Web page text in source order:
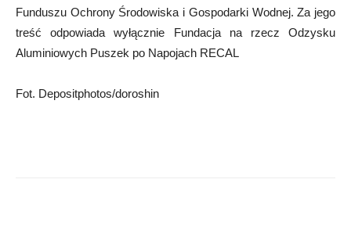
Funduszu Ochrony Środowiska i Gospodarki Wodnej. Za jego
treść odpowiada wyłącznie Fundacja na rzecz Odzysku
Aluminiowych Puszek po Napojach RECAL
Fot. Depositphotos/doroshin